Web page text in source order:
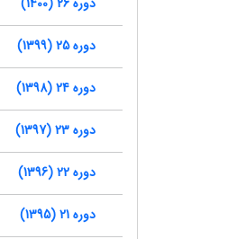
دوره 26 (1400)
دوره 25 (1399)
دوره 24 (1398)
دوره 23 (1397)
دوره 22 (1396)
دوره 21 (1395)